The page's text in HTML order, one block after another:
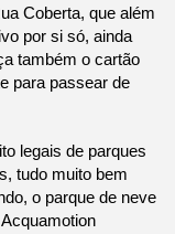
Coberta, que além
por si só, ainda
também o cartão
para passear de
legais de parques
tudo muito bem
o parque de neve